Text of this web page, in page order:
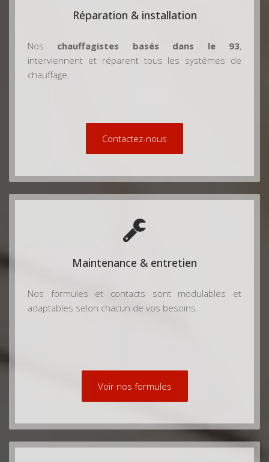
Réparation & installation
Nos chauffagistes basés dans le 93,
interviennent et réparent tous les systèmes de
chauffage.
Contactez-nous
Maintenance & entretien
Nos formules et contacts sont modulables et
adaptables selon chacun de vos besoins.
Voir nos formules